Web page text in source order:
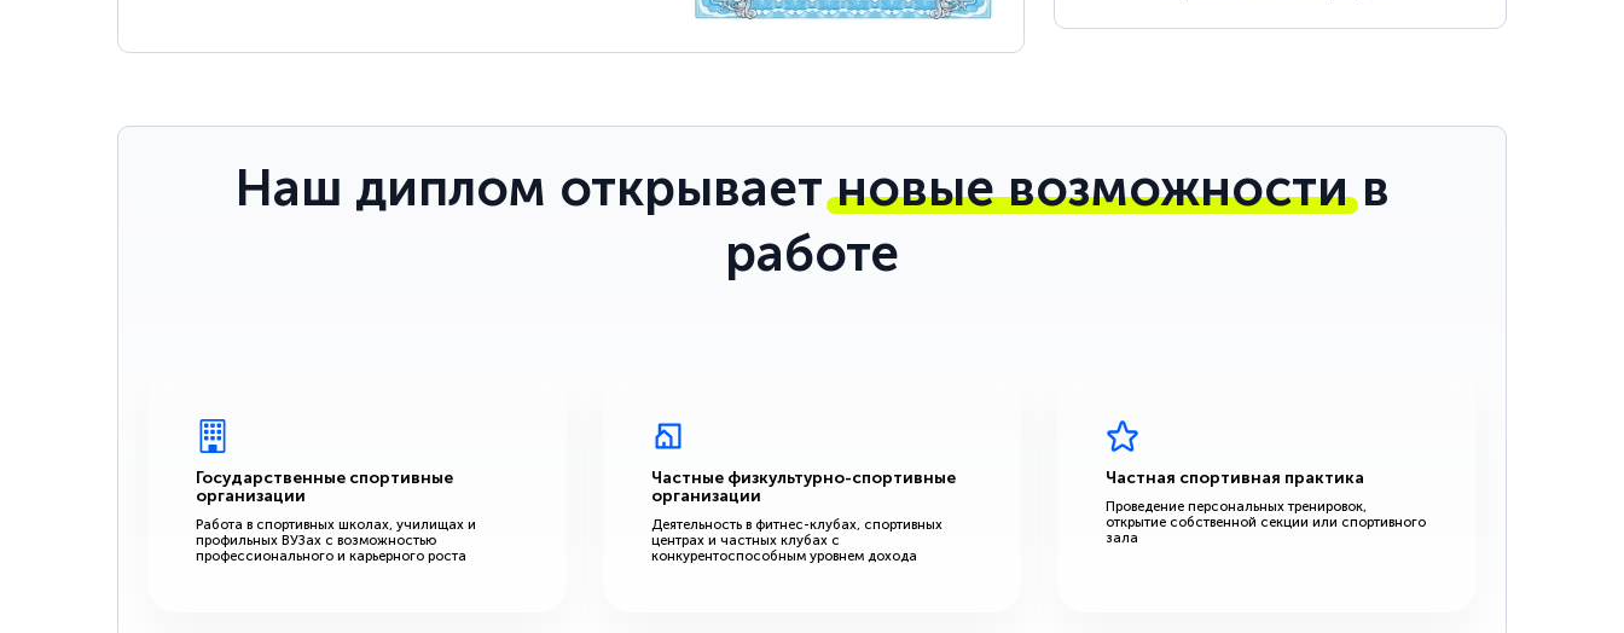
Наш диплом открываетновые возможностив
работе
Государственные спортивные
организации
Работа в спортивных школах, училищах и
профильных ВУЗах с возможностью
профессионального и карьерного роста
Частные физкультурно-спортивные
организации
Деятельность в фитнес-клубах, спортивных
центрах и частных клубах с
конкурентоспособным уровнем дохода
Частная спортивная практика
Проведение персональных тренировок,
открытие собственной секции или спортивного
зала